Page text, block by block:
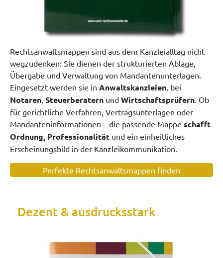
Rechtsanwaltsmappen sind aus dem Kanzleialltag nicht
wegzudenken: Sie dienen der strukturierten Ablage,
Übergabe und Verwaltung von Mandantenunterlagen.
Eingesetzt werden sie in Anwaltskanzleien, bei
Notaren, Steuerberatern und Wirtschaftsprüfern. Ob
für gerichtliche Verfahren, Vertragsunterlagen oder
Mandanteninformationen – die passende Mappe schafft
Ordnung, Professionalität und ein einheitliches
Erscheinungsbild in der Kanzleikommunikation.
Perfekte Rechtsanwaltsmappen finden
Dezent & ausdrucksstark